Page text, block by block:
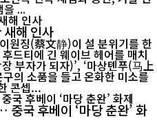
을 ...
해 인사
원징(蔡文静)이 설 분위기를 한
드티에 긴 웨이브 헤어를 매치
부자가 되자)’, ‘마상톈푸(马上
의 소품을 들고 온화한 미소를
콘셉...
국 후베이 ‘마당 춘완’ 화